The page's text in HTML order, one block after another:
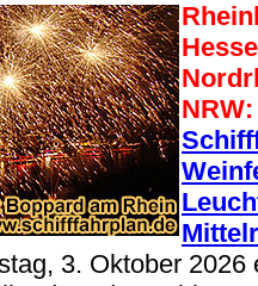
3. Oktober 2026